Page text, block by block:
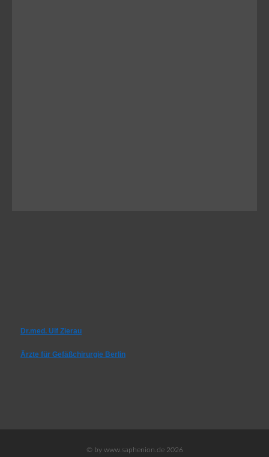
Dr.med. Ulf Zierau
Ärzte für Gefäßchirurgie Berlin
© by www.saphenion.de 2026